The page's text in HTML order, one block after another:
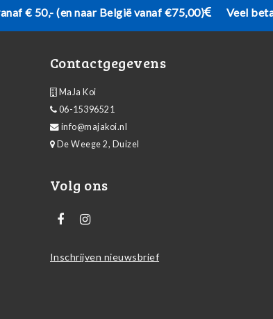
€ 50,- (en naar België vanaf €75,00) Veel
Contactgegevens
MaJa Koi
06-15396521
info@majakoi.nl
De Weege 2, Duizel
Volg ons
Inschrijven nieuwsbrief